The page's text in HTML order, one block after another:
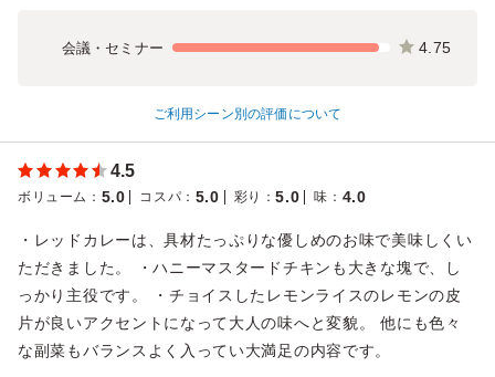
会議・セミナー 4.75
ご利用シーン別の評価について
4.5
ボリューム ： 5.0 コスパ ： 5.0 彩り ：5.0 味 ： 4.0
・レッドカレーは、具材たっぷりな優しめのお味で美味しくい
ただきました。 ・ハニーマスタードチキンも大きな塊で、し
っかり主役です。 ・チョイスしたレモンライスのレモンの皮
片が良いアクセントになって大人の味へと変貌。 他にも色々
な副菜もバランスよく入ってい大満足の内容です。